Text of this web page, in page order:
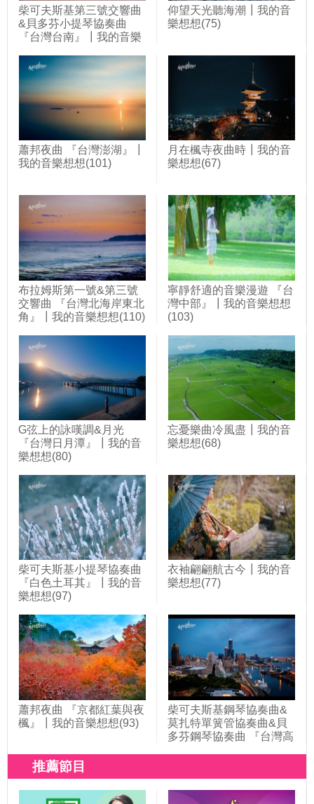
柴可夫斯基第三號交響曲
&貝多芬小提琴協奏曲
『台灣台南』┃我的音樂
仰望天光聽海潮┃我的音
樂想想(75)
蕭邦夜曲 『台灣澎湖』┃
我的音樂想想(101)
月在楓寺夜曲時┃我的音
樂想想(67)
布拉姆斯第一號&第三號
交響曲 『台灣北海岸東北
角』┃我的音樂想想(110)
寧靜舒適的音樂漫遊 『台
灣中部』┃我的音樂想想
(103)
G弦上的詠嘆調&月光
『台灣日月潭』┃我的音
樂想想(80)
忘憂樂曲冷風盡┃我的音
樂想想(68)
柴可夫斯基小提琴協奏曲
『白色土耳其』┃我的音
樂想想(97)
衣袖翩翩航古今┃我的音
樂想想(77)
蕭邦夜曲 『京都紅葉與夜
楓』┃我的音樂想想(93)
柴可夫斯基鋼琴協奏曲&
莫扎特單簧管協奏曲&貝
多芬鋼琴協奏曲 『台灣高
推薦節目